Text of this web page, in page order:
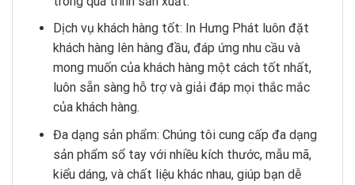
Dịch vụ khách hàng tốt: In Hưng Phát luôn đặt
khách hàng lên hàng đầu, đáp ứng nhu cầu và
mong muốn của khách hàng một cách tốt nhất,
luôn sẵn sàng hỗ trợ và giải đáp mọi thắc mắc
của khách hàng.
Đa dạng sản phẩm: Chúng tôi cung cấp đa dạng
sản phẩm sổ tay với nhiều kích thước, mẫu mã,
kiểu dáng, và chất liệu khác nhau, giúp bạn dễ